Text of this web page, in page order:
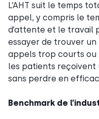
L’AHT suit le temps
appel, y compris le
d’attente et le travail
essayer de trouver
appels trop courts ou
les patients reçoivent
sans perdre en
Benchmark de